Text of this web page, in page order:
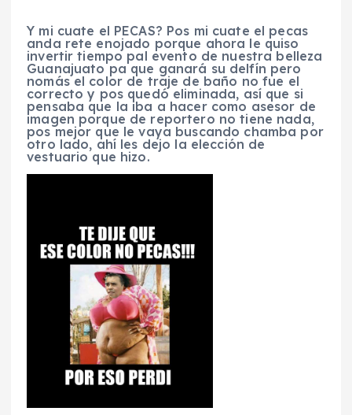
Y mi cuate el PECAS? Pos mi cuate el pecas
anda rete enojado porque ahora le quiso
invertir tiempo pal evento de nuestra belleza
Guanajuato pa que ganará su delfín pero
nomás el color de traje de baño no fue el
correcto y pos quedó eliminada, así que si
pensaba que la iba a hacer como asesor de
imagen porque de reportero no tiene nada,
pos mejor que le vaya buscando chamba por
otro lado, ahí les dejo la elección de
vestuario que hizo.